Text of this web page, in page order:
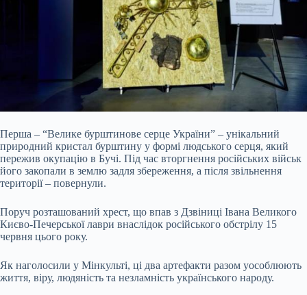
Перша – “Велике бурштинове серце України” – унікальний
природний кристал бурштину у формі людського серця, який
пережив окупацію в Бучі. Під час вторгнення російських військ
його закопали в землю задля збереження, а після звільнення
території – повернули.
Поруч розташований хрест, що впав з Дзвіниці Івана Великого
Києво-Печерської лаври внаслідок російського обстрілу 15
червня цього року.
Як наголосили у Мінкульті, ці два артефакти разом уособлюють
життя, віру, людяність та незламність українського народу.